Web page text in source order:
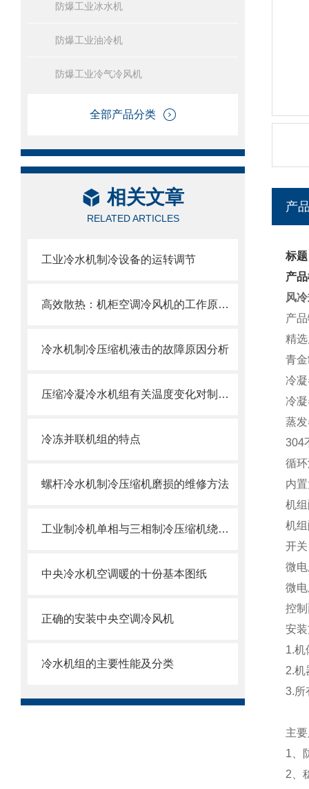
防爆工业冰水机
防爆工业油冷机
防爆工业冷气冷风机
全部产品分类
相关文章
RELATED ARTICLES
工业冷水机制冷设备的运转调节
高效散热：机柜空调冷风机的工作原理与优势
冷水机制冷压缩机液击的故障原因分析
压缩冷凝冷水机组有关温度变化对制冷系统的影响
冷冻并联机组的特点
螺杆冷水机制冷压缩机磨损的维修方法
工业制冷机单相与三相制冷压缩机绕组的测量
中央冷水机空调暖的十份基本图纸
正确的安装中央空调冷风机
冷水机组的主要性能及分类
产
标
产
风
产
精
青
冷
冷
蒸
304
循环
内置
机
机
开
微
微
控
安
1.机
2.机
3.所
主
1
2